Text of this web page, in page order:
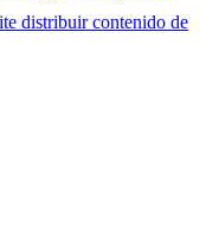
distribuir contenido de